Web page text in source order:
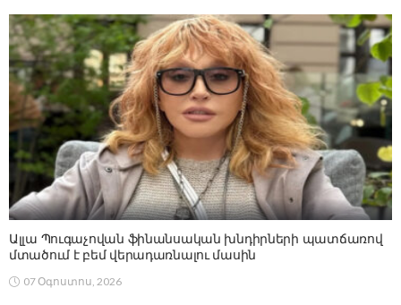
Ալլա Պուգաչովան ֆինանսական խնդիրների պատճառով
մտածում է բեմ վերադառնալու մասին
07 Օգոստոս, 2026